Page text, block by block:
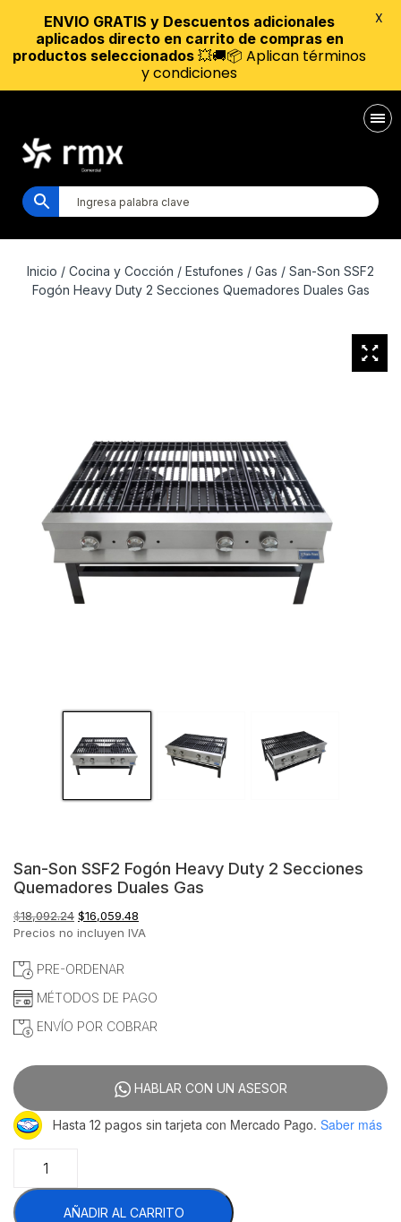
Inicio / Cocina y Cocción / Estufones / Gas / San-Son SSF2
Fogón Heavy Duty 2 Secciones Quemadores Duales Gas
San-Son SSF2 Fogón Heavy Duty 2 Secciones
Quemadores Duales Gas
$18,092.24 El
precio
era:
$16,059.48
precio
Precios no incluyen IVA
PRE-ORDENAR
MÉTODOS DE PAGO
ENVÍO POR COBRAR
HABLAR CON UN ASESOR
Hasta 12 pagos sin tarjeta con Mercado Pago. Saber más
SSF2
Fogón
AÑADIR AL CARRITO
ENVIO GRATIS y Descuentos adicionales
aplicados directo en carrito de compras en
productos seleccionados 💥🚚📦 Aplican términos
y condiciones
X